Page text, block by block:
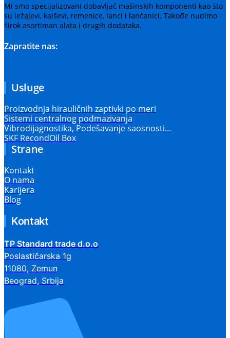
Mi smo specijalizovani dobavljač mašinskih komponenti kao što
su ležajevi, kaiševi, remenice, lanci i lančanici. Takođe nudimo
širok asortiman alata i drugih dodataka.
Zapratite nas:
Usluge
Proizvodnja hirauličnih zaptivki po meri
Sistemi centralnog podmazivanja
Vibrodijagnostika, Podešavanje saosnosti…
SKF RecondOil Box
Strane
Kontakt
O nama
Karijera
Blog
Kontakt
TP Standard trade d.o.o
Poslastičarska 1g
11080, Zemun
Beograd, Srbija